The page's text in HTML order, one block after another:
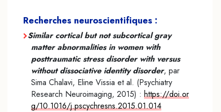
Recherches neuroscientifiques :
Similar cortical but not subcortical gray
matter abnormalities in women with
posttraumatic stress disorder with versus
without dissociative identity disorder, par
Sima Chalavi, Eline Vissia et al. (Psychiatry
Research Neuroimaging, 2015) : https://doi.or
g/10.1016/j.pscychresns.2015.01.014